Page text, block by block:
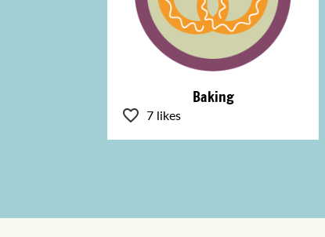
Baking
7 likes